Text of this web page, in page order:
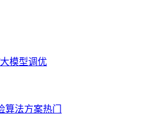
模型调优
算法方案热门